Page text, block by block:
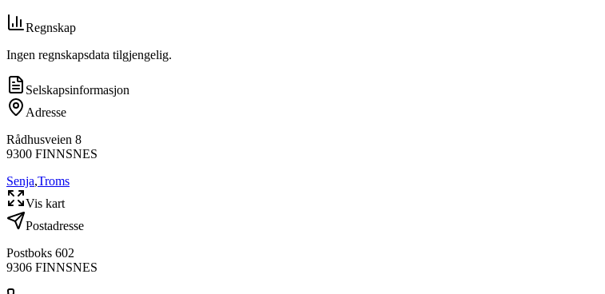
Regnskap
Ingen regnskapsdata tilgjengelig.
Selskapsinformasjon
Adresse
Rådhusveien 8
9300 FINNSNES
Senja,Troms
Vis kart
Postadresse
Postboks 602
9306 FINNSNES